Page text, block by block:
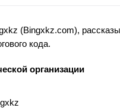
(Bingxkz.com),
кода.
организации